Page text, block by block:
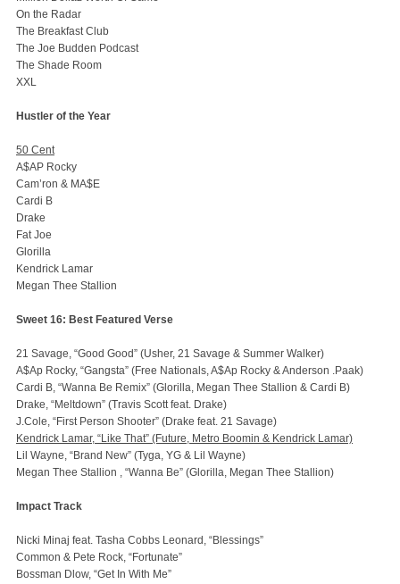
On the Radar
The Breakfast Club
The Joe Budden Podcast
The Shade Room
XXL
Hustler of the Year
50 Cent
A$AP Rocky
Cam’ron & MA$E
Cardi B
Drake
Fat Joe
Glorilla
Kendrick Lamar
Megan Thee Stallion
Sweet 16: Best Featured Verse
21 Savage, “Good Good” (Usher, 21 Savage & Summer Walker)
A$Ap Rocky, “Gangsta” (Free Nationals, A$Ap Rocky & Anderson .Paak)
Cardi B, “Wanna Be Remix” (Glorilla, Megan Thee Stallion & Cardi B)
Drake, “Meltdown” (Travis Scott feat. Drake)
J.Cole, “First Person Shooter” (Drake feat. 21 Savage)
Kendrick Lamar, “Like That” (Future, Metro Boomin & Kendrick Lamar)
Lil Wayne, “Brand New” (Tyga, YG & Lil Wayne)
Megan Thee Stallion , “Wanna Be” (Glorilla, Megan Thee Stallion)
Impact Track
Nicki Minaj feat. Tasha Cobbs Leonard, “Blessings”
Common & Pete Rock, “Fortunate”
Bossman Dlow, “Get In With Me”